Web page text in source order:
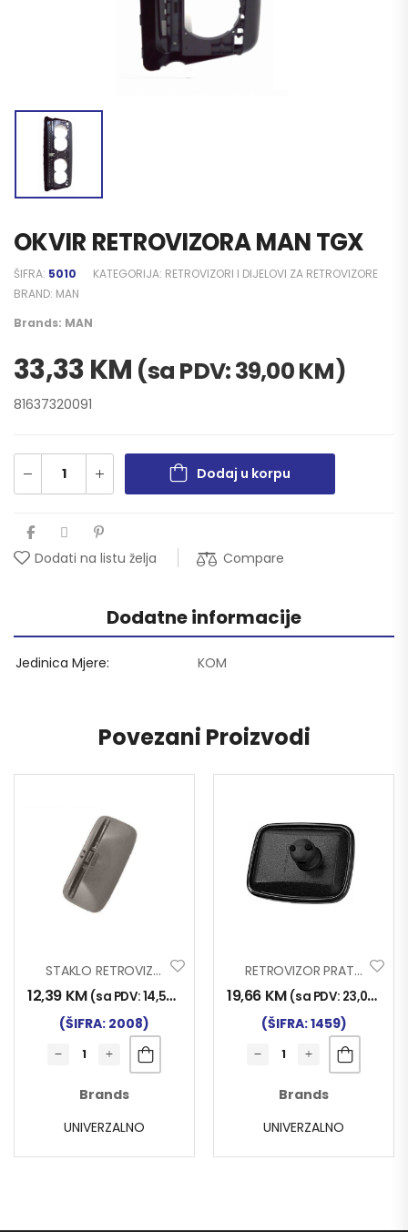
OKVIR RETROVIZORA MAN TGX
ŠIFRA: 5010 KATEGORIJA: RETROVIZORI I DIJELOVI ZA RETROVIZORE
BRAND: MAN
Brands: MAN
33,33KM (sa PDV:39,00KM)
81637320091
Dodaj u korpu
Dodati na listu želja Compare
Dodatne informacije
Jedinica Mjere KOM
Povezani Proizvodi
STAKLO RETROVIZORA V6
12,39 KM (sa PDV:14,50
(ŠIFRA: 2008)
Brands
UNIVERZALNO
RETROVIZOR PRAT. MAN
19,66 KM (sa PDV: 23,00
(ŠIFRA: 1459)
Brands
UNIVERZALNO